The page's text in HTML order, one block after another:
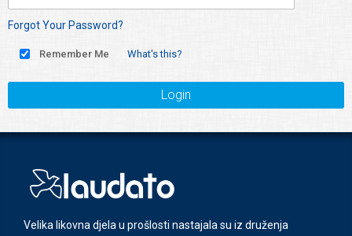
Forgot Your Password?
Remember Me What's this?
Login
Velika likovna djela u prošlosti nastajala su iz druženja